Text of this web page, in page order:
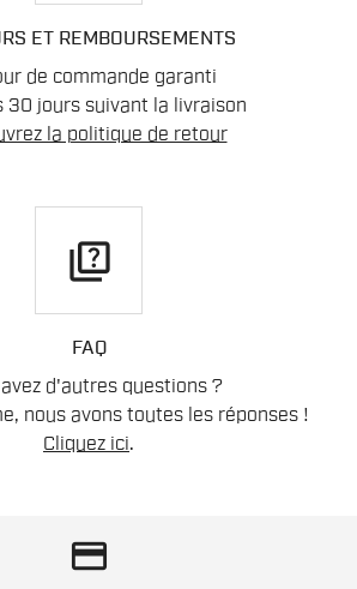
ET REMBOURSEMENTS
de commande garanti
30 jours suivant la livraison
la politique de retour
quiz
FAQ
avez d'autres questions ?
nous avons toutes les réponses !
Cliquez ici.
credit_card